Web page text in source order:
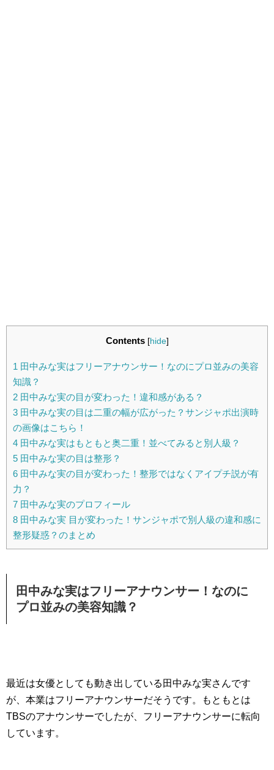
Contents [hide]
1 田中みな実はフリーアナウンサー！なのにプロ並みの美容
知識？
2 田中みな実の目が変わった！違和感がある？
3 田中みな実の目は二重の幅が広がった？サンジャポ出演時
の画像はこちら！
4 田中みな実はもともと奥二重！並べてみると別人級？
5 田中みな実の目は整形？
6 田中みな実の目が変わった！整形ではなくアイプチ説が有
力？
7 田中みな実のプロフィール
8 田中みな実 目が変わった！サンジャポで別人級の違和感に
整形疑惑？のまとめ
田中みな実はフリーアナウンサー！なのに
プロ並みの美容知識？
最近は女優としても動き出している田中みな実さんです
が、本業はフリーアナウンサーだそうです。もともとは
TBSのアナウンサーでしたが、フリーアナウンサーに転向
しています。